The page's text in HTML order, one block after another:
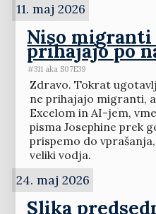
11. maj 2026
Niso
prihajajo po
#311 aka S07E39
Zdravo. Tokrat
ne prihajajo migranti,
Excelom in AI-jem,
pisma Josephine prek
prispemo do
veliki vodja.
24. maj 2026
Slika